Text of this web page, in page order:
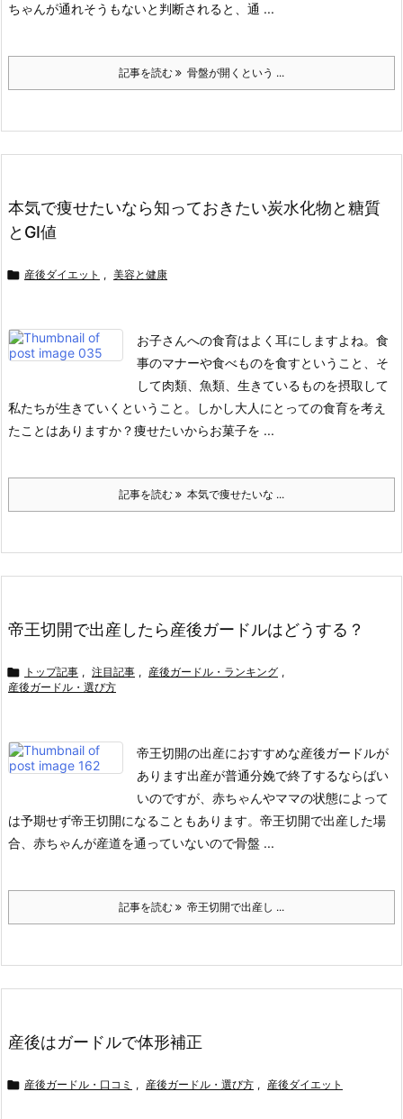
ちゃんが通れそうもないと判断されると、通 ...
記事を読む 骨盤が開くという ...
本気で痩せたいなら知っておきたい炭水化物と糖質
とGI値
 産後ダイエット , 美容と健康
お子さんへの食育はよく耳にしますよね。食
事のマナーや食べものを食すということ、そ
して肉類、魚類、生きているものを摂取して
私たちが生きていくということ。しかし大人にとっての食育を考え
たことはありますか？痩せたいからお菓子を ...
記事を読む 本気で痩せたいな ...
帝王切開で出産したら産後ガードルはどうする？
 トップ記事 , 注目記事 , 産後ガードル・ランキング ,
産後ガードル・選び方
帝王切開の出産におすすめな産後ガードルが
あります出産が普通分娩で終了するならばい
いのですが、赤ちゃんやママの状態によって
は予期せず帝王切開になることもあります。 帝王切開で出産した場
合、赤ちゃんが産道を通っていないので骨盤 ...
記事を読む 帝王切開で出産し ...
産後はガードルで体形補正
 産後ガードル・口コミ , 産後ガードル・選び方 , 産後ダイエット